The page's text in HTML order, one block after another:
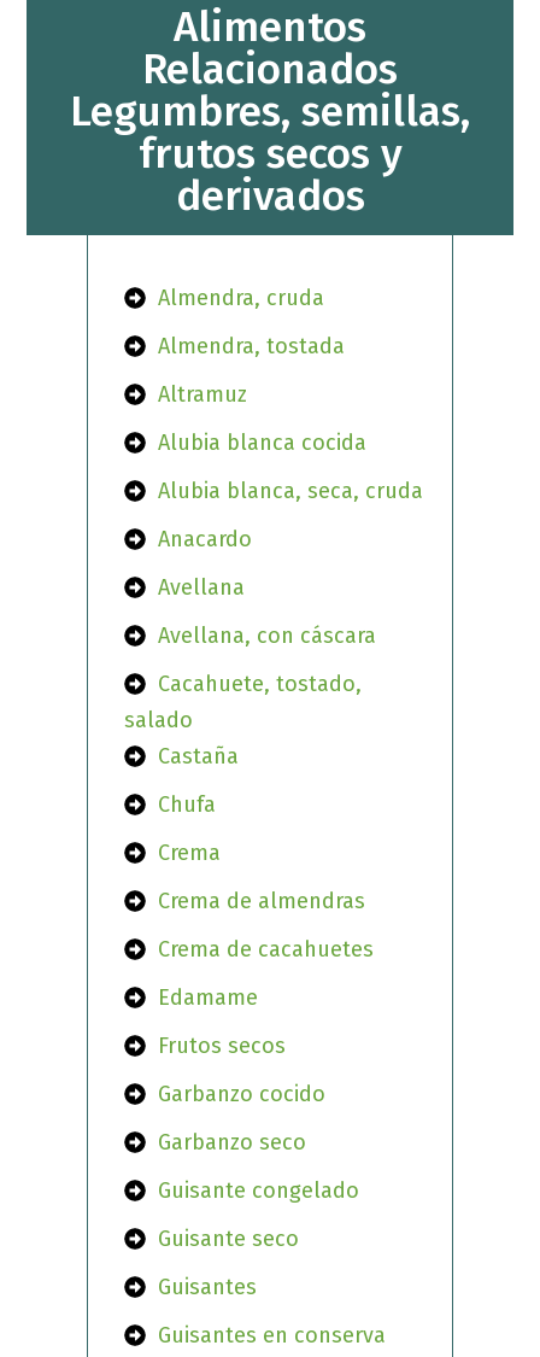
Alimentos
Relacionados
Legumbres, semillas,
frutos secos y
derivados
Almendra, cruda
Almendra, tostada
Altramuz
Alubia blanca cocida
Alubia blanca, seca, cruda
Anacardo
Avellana
Avellana, con cáscara
Cacahuete, tostado,
salado
Castaña
Chufa
Crema
Crema de almendras
Crema de cacahuetes
Edamame
Frutos secos
Garbanzo cocido
Garbanzo seco
Guisante congelado
Guisante seco
Guisantes
Guisantes en conserva